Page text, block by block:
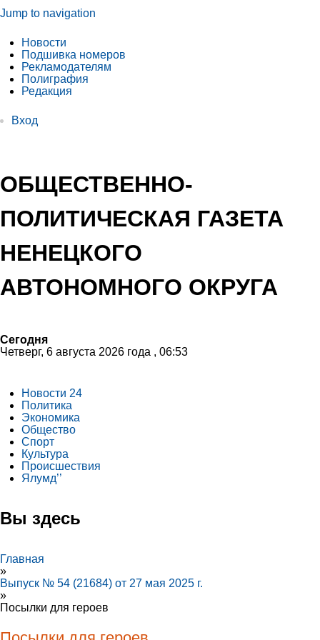
Jump to navigation
Новости
Подшивка номеров
Рекламодателям
Полиграфия
Редакция
Вход
ОБЩЕСТВЕННО-
ПОЛИТИЧЕСКАЯ ГАЗЕТА
НЕНЕЦКОГО
АВТОНОМНОГО ОКРУГА
Сегодня
Четверг, 6 августа 2026 года , 06:53
Новости 24
Политика
Экономика
Общество
Спорт
Культура
Происшествия
Ялумд’’
Вы здесь
Главная
»
Выпуск № 54 (21684) от 27 мая 2025 г.
»
Посылки для героев